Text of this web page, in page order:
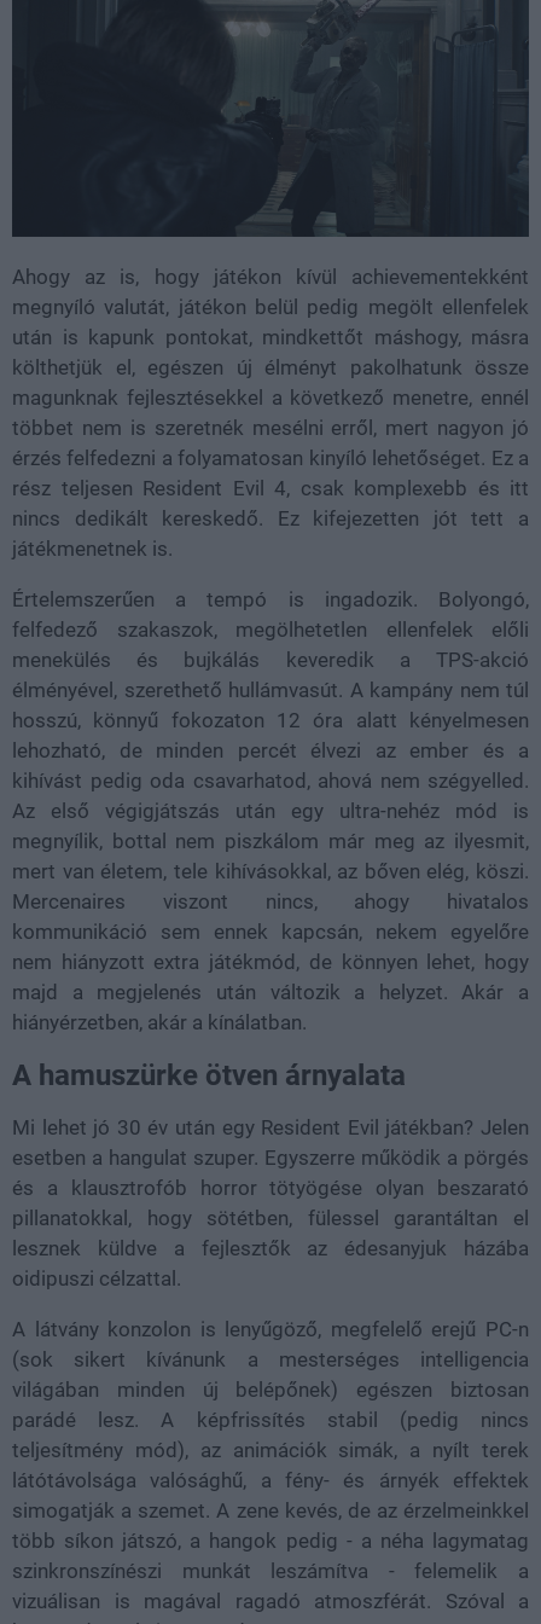
Ahogy az is, hogy játékon kívül achievementekként
megnyíló valutát, játékon belül pedig megölt ellenfelek
után is kapunk pontokat, mindkettőt máshogy, másra
költhetjük el, egészen új élményt pakolhatunk össze
magunknak fejlesztésekkel a következő menetre, ennél
többet nem is szeretnék mesélni erről, mert nagyon jó
érzés felfedezni a folyamatosan kinyíló lehetőséget. Ez a
rész teljesen Resident Evil 4, csak komplexebb és itt
nincs dedikált kereskedő. Ez kifejezetten jót tett a
játékmenetnek is.
Értelemszerűen a tempó is ingadozik. Bolyongó,
felfedező szakaszok, megölhetetlen ellenfelek előli
menekülés és bujkálás keveredik a TPS-akció
élményével, szerethető hullámvasút. A kampány nem túl
hosszú, könnyű fokozaton 12 óra alatt kényelmesen
lehozható, de minden percét élvezi az ember és a
kihívást pedig oda csavarhatod, ahová nem szégyelled.
Az első végigjátszás után egy ultra-nehéz mód is
megnyílik, bottal nem piszkálom már meg az ilyesmit,
mert van életem, tele kihívásokkal, az bőven elég, köszi.
Mercenaires viszont nincs, ahogy hivatalos
kommunikáció sem ennek kapcsán, nekem egyelőre
nem hiányzott extra játékmód, de könnyen lehet, hogy
majd a megjelenés után változik a helyzet. Akár a
hiányérzetben, akár a kínálatban.
A hamuszürke ötven árnyalata
Mi lehet jó 30 év után egy Resident Evil játékban? Jelen
esetben a hangulat szuper. Egyszerre működik a pörgés
és a klausztrofób horror tötyögése olyan beszarató
pillanatokkal, hogy sötétben, fülessel garantáltan el
lesznek küldve a fejlesztők az édesanyjuk házába
oidipuszi célzattal.
A látvány konzolon is lenyűgöző, megfelelő erejű PC-n
(sok sikert kívánunk a mesterséges intelligencia
világában minden új belépőnek) egészen biztosan
parádé lesz. A képfrissítés stabil (pedig nincs
teljesítmény mód), az animációk simák, a nyílt terek
látótávolsága valósághű, a fény- és árnyék effektek
simogatják a szemet. A zene kevés, de az érzelmeinkkel
több síkon játszó, a hangok pedig - a néha lagymatag
szinkronszínészi munkát leszámítva - felemelik a
vizuálisan is magával ragadó atmoszférát. Szóval a